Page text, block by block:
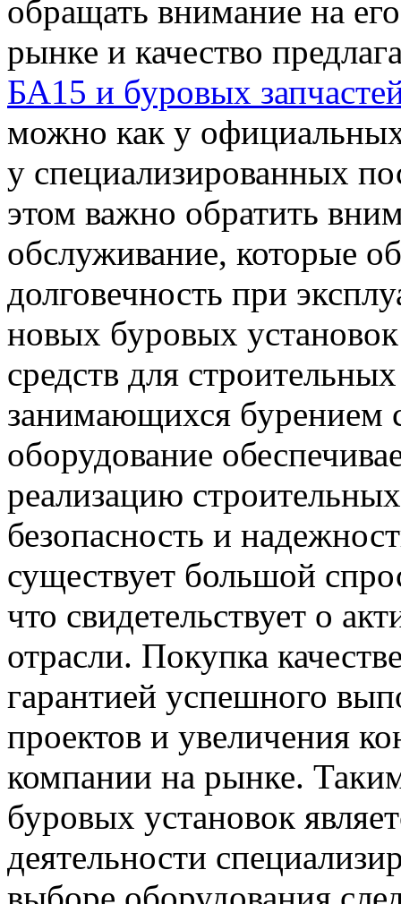
обращать внимание на
рынке и качество
БА15 и буровых
можно как у
у специализированных
этом важно обратить
обслуживание, которые
долговечность при
новых буровых
средств для
занимающихся бурением
оборудование
реализацию
безопасность и
существует большой
что свидетельствует о
отрасли. Покупка
гарантией успешного
проектов и увеличения
компании на рынке.
буровых установок
деятельности